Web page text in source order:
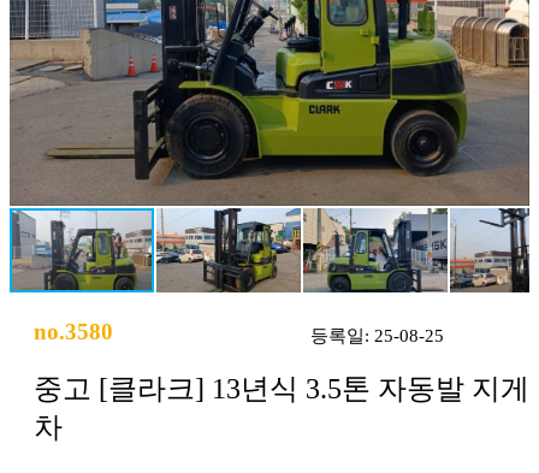
no.3580 등록일: 25-08-25
중고 [클라크] 13년식 3.5톤 자동발 지게
차